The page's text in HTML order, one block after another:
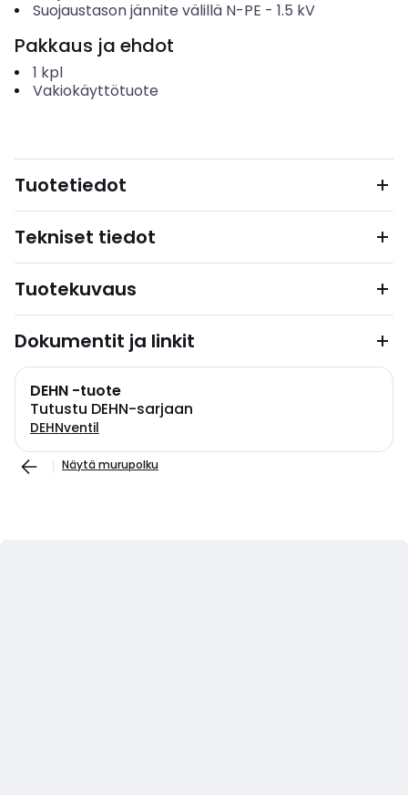
Suojaustason jännite välillä N-PE - 1.5 kV
Pakkaus ja ehdot
1 kpl
Vakiokäyttötuote
Tuotetiedot
Tekniset tiedot
Tuotekuvaus
Dokumentit ja linkit
DEHN -tuote
Tutustu DEHN-sarjaan
DEHNventil
Näytä murupolku